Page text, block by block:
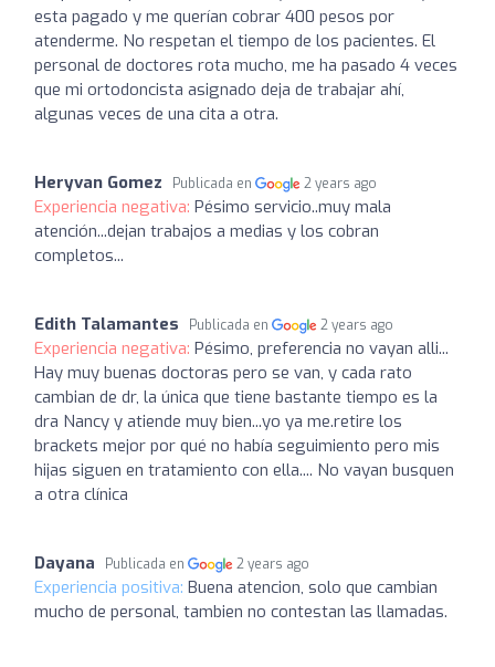
esta pagado y me querían cobrar 400 pesos por
atenderme. No respetan el tiempo de los pacientes. El
personal de doctores rota mucho, me ha pasado 4 veces
que mi ortodoncista asignado deja de trabajar ahí,
algunas veces de una cita a otra.
Heryvan Gomez Publicada en 2 years ago
Experiencia negativa: Pésimo servicio..muy mala
atención...dejan trabajos a medias y los cobran
completos...
Edith Talamantes Publicada en 2 years ago
Experiencia negativa: Pésimo, preferencia no vayan alli...
Hay muy buenas doctoras pero se van, y cada rato
cambian de dr, la única que tiene bastante tiempo es la
dra Nancy y atiende muy bien...yo ya me.retire los
brackets mejor por qué no había seguimiento pero mis
hijas siguen en tratamiento con ella.... No vayan busquen
a otra clínica
Dayana Publicada en 2 years ago
Experiencia positiva: Buena atencion, solo que cambian
mucho de personal, tambien no contestan las llamadas.